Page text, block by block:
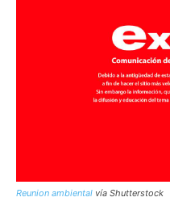
Reunion ambiental vía Shutterstock